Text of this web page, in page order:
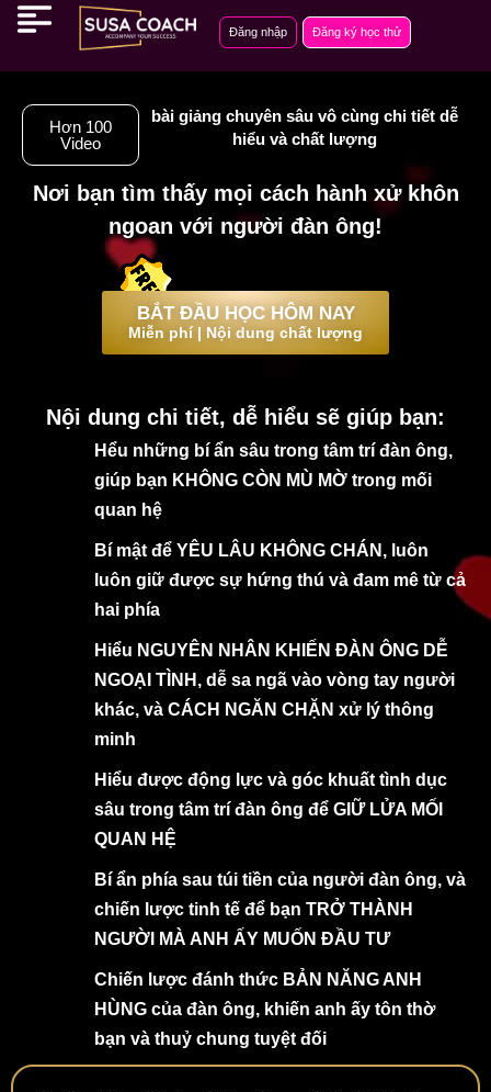
Nhảy
nội
dung
Đăng nhập Đăng ký học thử
Hơn 100
Video
bài giảng chuyên sâu vô cùng chi tiết dễ
hiểu và chất lượng
Nơi bạn tìm thấy mọi cách hành xử khôn
ngoan với người đàn ông!
BẮT ĐẦU HỌC HÔM NAY
Miễn phí | Nội dung chất lượng
Nội dung chi tiết, dễ hiểu sẽ giúp bạn:
Hểu những bí ẩn sâu trong tâm trí đàn ông,
giúp bạn KHÔNG CÒN MÙ MỜ trong mối
quan hệ
Bí mật để YÊU LÂU KHÔNG CHÁN, luôn
luôn giữ được sự hứng thú và đam mê từ cả
hai phía
Hiểu NGUYÊN NHÂN KHIẾN ĐÀN ÔNG DỄ
NGOẠI TÌNH, dễ sa ngã vào vòng tay người
khác, và CÁCH NGĂN CHẶN xử lý thông
minh
Hiểu được động lực và góc khuất tình dục
sâu trong tâm trí đàn ông để GIỮ LỬA MỐI
QUAN HỆ
Bí ẩn phía sau túi tiền của người đàn ông, và
chiến lược tinh tế để bạn TRỞ THÀNH
NGƯỜI MÀ ANH ẤY MUỐN ĐẦU TƯ
Chiến lược đánh thức BẢN NĂNG ANH
HÙNG của đàn ông, khiến anh ấy tôn thờ
bạn và thuỷ chung tuyệt đối